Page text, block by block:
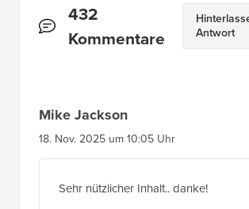
Leserinteraktionen
432
Kommentare
Antwort
Mike Jackson
18. Nov. 2025 um 10:05 Uhr
Sehr nützlicher Inhalt.. danke!